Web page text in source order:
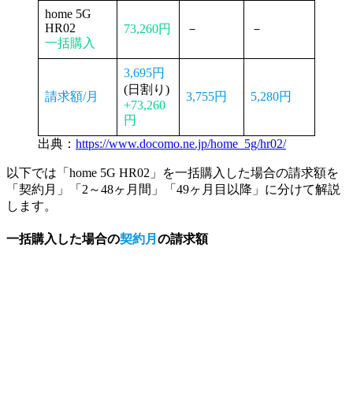
home 5G
HR02
一括購入
73,260円 － －
請求額/月
3,695円
(日割り)
+73,260
円
3,755円 5,280円
出典： https://www.docomo.ne.jp/home_5g/hr02/
以下では「home 5G HR02」を一括購入した場合の請求額を
「契約月」「2～48ヶ月間」「49ヶ月目以降」に分けて解説
します。
一括購入 した場合の契約月 の請求額